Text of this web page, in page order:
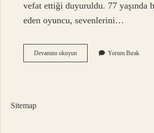
vefat ettiği duyuruldu. 77 yaşında
eden oyuncu, sevenlerini…
Devamını okuyunRecep
İVedik
Yorum Bırak
Sitemap